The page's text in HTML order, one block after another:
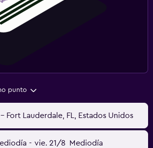
punto
Fort Lauderdale, FL, Estados Unidos
- vie. 21/8 Mediodía